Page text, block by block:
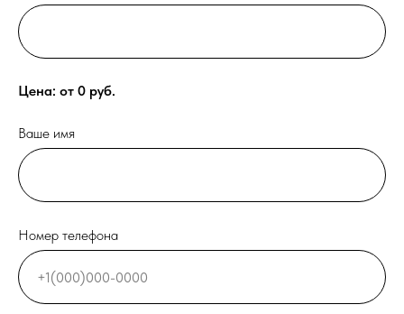
Цена: от 0 руб.
Ваше имя
Номер телефона